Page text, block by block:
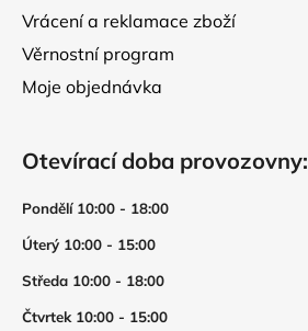
Vrácení a reklamace zboží
Věrnostní program
Moje objednávka
Otevírací doba provozovny:
Pondělí 10:00 - 18:00
Úterý 10:00 - 15:00
Středa 10:00 - 18:00
Čtvrtek 10:00 - 15:00